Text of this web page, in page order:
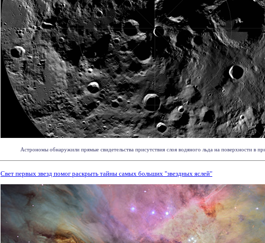
Астрономы обнаружили прямые свидетельства присутствия слоя водяного льда на поверхности в
Свет первых звезд помог раскрыть тайны самых больших "звездных яслей"